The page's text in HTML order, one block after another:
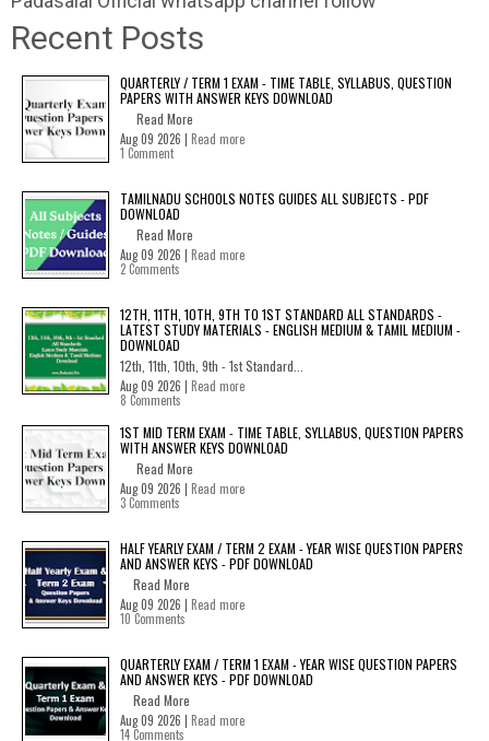
Recent Posts
QUARTERLY / TERM 1 EXAM - TIME TABLE, SYLLABUS, QUESTION
PAPERS WITH ANSWER KEYS DOWNLOAD
Read More
Aug 09 2026 | Read more
1 Comment
TAMILNADU SCHOOLS NOTES GUIDES ALL SUBJECTS - PDF
DOWNLOAD
Read More
Aug 09 2026 | Read more
2 Comments
12TH, 11TH, 10TH, 9TH TO 1ST STANDARD ALL STANDARDS -
LATEST STUDY MATERIALS - ENGLISH MEDIUM & TAMIL MEDIUM -
DOWNLOAD
12th, 11th, 10th, 9th - 1st Standard...
Aug 09 2026 | Read more
8 Comments
1ST MID TERM EXAM - TIME TABLE, SYLLABUS, QUESTION PAPERS
WITH ANSWER KEYS DOWNLOAD
Read More
Aug 09 2026 | Read more
3 Comments
HALF YEARLY EXAM / TERM 2 EXAM - YEAR WISE QUESTION PAPERS
AND ANSWER KEYS - PDF DOWNLOAD
Read More
Aug 09 2026 | Read more
10 Comments
QUARTERLY EXAM / TERM 1 EXAM - YEAR WISE QUESTION PAPERS
AND ANSWER KEYS - PDF DOWNLOAD
Read More
Aug 09 2026 | Read more
14 Comments